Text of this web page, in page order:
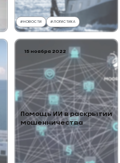
# НОВОСТИ # ЛОГИСТИКА
15 ноября 2022
Помощь ИИ в раскрытии
мошенничества